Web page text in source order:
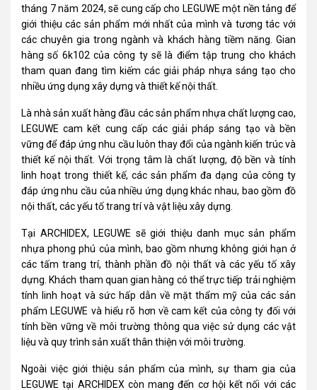
tháng 7 năm 2024, sẽ cung cấp cho LEGUWE một nền tảng để
giới thiệu các sản phẩm mới nhất của mình và tương tác với
các chuyên gia trong ngành và khách hàng tiềm năng. Gian
hàng số 6k102 của công ty sẽ là điểm tập trung cho khách
tham quan đang tìm kiếm các giải pháp nhựa sáng tạo cho
nhiều ứng dụng xây dựng và thiết kế nội thất.
Là nhà sản xuất hàng đầu các sản phẩm nhựa chất lượng cao,
LEGUWE cam kết cung cấp các giải pháp sáng tạo và bền
vững để đáp ứng nhu cầu luôn thay đổi của ngành kiến trúc và
thiết kế nội thất. Với trọng tâm là chất lượng, độ bền và tính
linh hoạt trong thiết kế, các sản phẩm đa dạng của công ty
đáp ứng nhu cầu của nhiều ứng dụng khác nhau, bao gồm đồ
nội thất, các yếu tố trang trí và vật liệu xây dựng.
Tại ARCHIDEX, LEGUWE sẽ giới thiệu danh mục sản phẩm
nhựa phong phú của mình, bao gồm nhưng không giới hạn ở
các tấm trang trí, thành phần đồ nội thất và các yếu tố xây
dựng. Khách tham quan gian hàng có thể trực tiếp trải nghiệm
tính linh hoạt và sức hấp dẫn về mặt thẩm mỹ của các sản
phẩm LEGUWE và hiểu rõ hơn về cam kết của công ty đối với
tính bền vững về môi trường thông qua việc sử dụng các vật
liệu và quy trình sản xuất thân thiện với môi trường.
Ngoài việc giới thiệu sản phẩm của mình, sự tham gia của
LEGUWE tại ARCHIDEX còn mang đến cơ hội kết nối với các